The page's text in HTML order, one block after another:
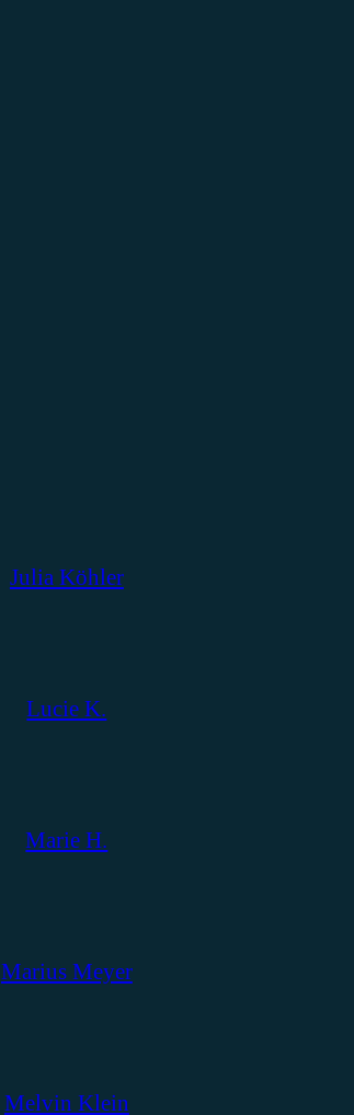
Julia Köhler
Lucie K.
Marie H.
Marius Meyer
Melvin Klein